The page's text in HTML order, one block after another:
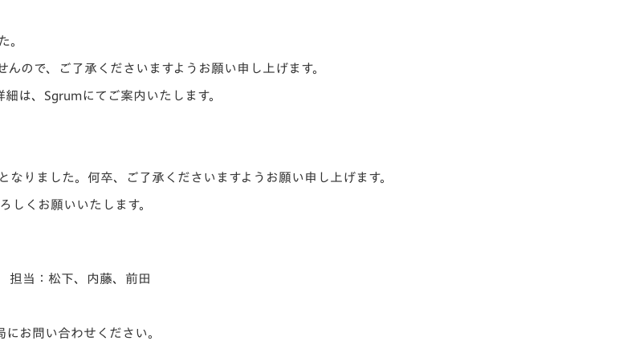
。
ので、ご了承くださいますようお願い申し上げます。
は、Sgrumにてご案内いたします。
りました。何卒、ご了承くださいますようお願い申し上げます。
しくお願いいたします。
当：松下、内藤、前田
お問い合わせください。